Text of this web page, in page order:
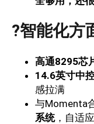
?智能化方
高通8295芯
14.6英寸中
感拉满
与Momenta
系统，自适